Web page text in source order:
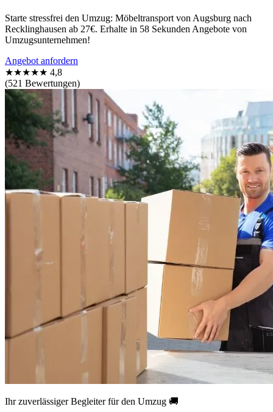
Starte stressfrei den Umzug: Möbeltransport von Augsburg nach
Recklinghausen ab 27€. Erhalte in 58 Sekunden Angebote von
Umzugsunternehmen!
Angebot anfordern
★★★★★ 4,8
(521 Bewertungen)
Ihr zuverlässiger Begleiter für den Umzug 🚚